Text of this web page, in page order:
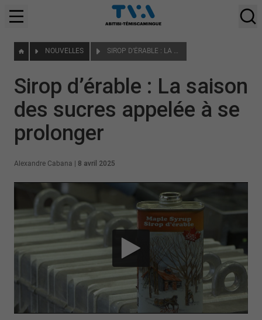
NOUVELLES SIROP D’ÉRABLE : LA SAISON DES SUCRES APPELÉE À SE PROLONGER
Sirop d’érable : La saison
des sucres appelée à se
prolonger
Alexandre Cabana 8 avril 2025